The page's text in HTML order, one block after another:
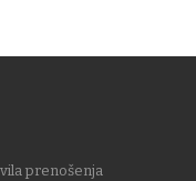
prenošenja